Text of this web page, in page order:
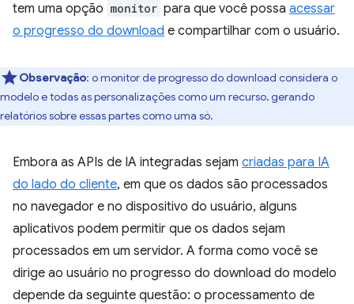
tem uma opção monitor para que você possa acessar
o progresso do download e compartilhar com o usuário.
Observação: o monitor de progresso do download considera o
modelo e todas as personalizações como um recurso, gerando
relatórios sobre essas partes como uma só.
Embora as APIs de IA integradas sejam criadas para IA
do lado do cliente, em que os dados são processados
no navegador e no dispositivo do usuário, alguns
aplicativos podem permitir que os dados sejam
processados em um servidor. A forma como você se
dirige ao usuário no progresso do download do modelo
depende da seguinte questão: o processamento de